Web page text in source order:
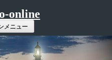
online
メニュー